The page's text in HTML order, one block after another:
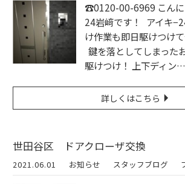
☎︎0120-00-6969 こんに
24岩﨑です！ アイキ
け作業も即日駆けつけ
鍵を落としてしまった
駆けつけ！ 上下ディン…
詳しくはこちら
世田谷区 ドアクローザ交換
2021.06.01 お知らせ スタッフブログ